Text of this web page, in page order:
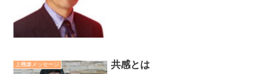
上機嫌メッセージ 共感とは